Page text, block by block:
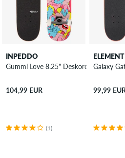
INPEDDO
Gummi Love 8.25" Deskorolki
104,99 EUR
(1)
ELEMENT
Galaxy
99,99